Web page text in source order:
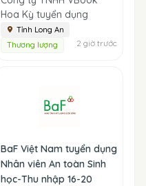
Hoa Kỳ tuyển dụng
Tỉnh Long An
Thương lượng
2 giờ trước
BaF Việt Nam tuyển dụng
Nhân viên An toàn Sinh
học-Thu nhập 16-20